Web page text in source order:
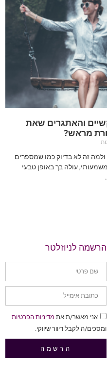
והאתגרים שאת
מראש?
ולמה זה לא בדיוק כמו שמספרים
עולה בך באופן טבעי
הרשמה לניוזלטר
אני מאשר/ת את מדיניות הפרטיות
ומסכים/ה לקבל דיוור שיווקי.
הרשמה